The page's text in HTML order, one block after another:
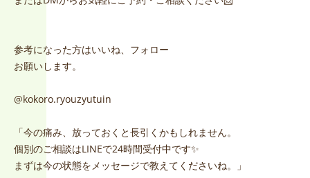
参考になった方はいいね、フォロー
お願いします。
@kokoro.ryouzyutuin
「今の痛み、放っておくと長引くかもしれません。
個別のご相談はLINEで24時間受付中です✨
まずは今の状態をメッセージで教えてくださいね。」